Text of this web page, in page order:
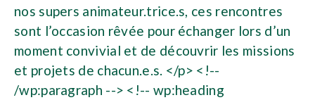
nos supers animateur.trice.s, ces rencontres
sont l’occasion rêvée pour échanger lors d’un
moment convivial et de découvrir les missions
et projets de chacun.e.s. </p> <!--
/wp:paragraph --> <!-- wp:heading